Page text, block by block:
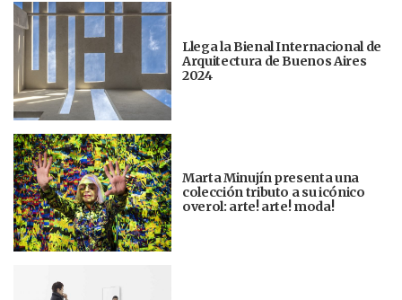
Llega la Bienal Internacional de
Arquitectura de Buenos Aires
2024
Marta Minujín presenta una
colección tributo a su icónico
overol: arte! arte! moda!